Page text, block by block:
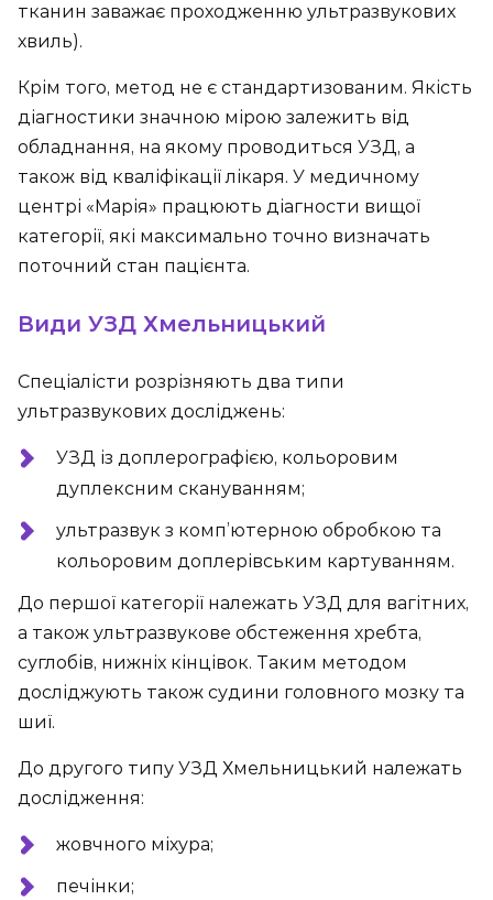
тканин заважає проходженню ультразвукових
хвиль).
Крім того, метод не є стандартизованим. Якість
діагностики значною мірою залежить від
обладнання, на якому проводиться УЗД, а
також від кваліфікації лікаря. У медичному
центрі «Марія» працюють діагности вищої
категорії, які максимально точно визначать
поточний стан пацієнта.
Види УЗД Хмельницький
Спеціалісти розрізняють два типи
ультразвукових досліджень:
УЗД із доплерографією, кольоровим
дуплексним скануванням;
ультразвук з комп’ютерною обробкою та
кольоровим доплерівським картуванням.
До першої категорії належать УЗД для вагітних,
а також ультразвукове обстеження хребта,
суглобів, нижніх кінцівок. Таким методом
досліджують також судини головного мозку та
шиї.
До другого типу УЗД Хмельницький належать
дослідження:
жовчного міхура;
печінки;